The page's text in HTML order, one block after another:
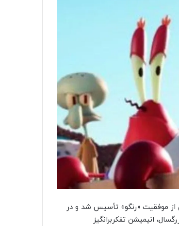
پارامونت پیکچرز یعنی پارامونت انیمیشن، در سال ۲۰۱۱ پس از موفقیت «رنگو» تأسیس شد و در
انیمیشن تفکربرانگیز